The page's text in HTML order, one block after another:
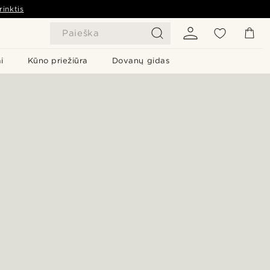
Paieška
Kūno priežiūra Dovanų gidas